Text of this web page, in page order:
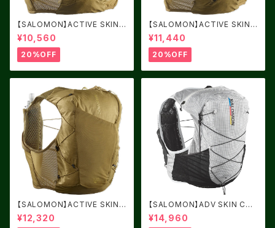
【SALOMON】ACTIVE SKIN
4 BRILLIANT OLIVE / Willo
w
¥10,560
20%OFF
【SALOMON】ACTIVE SKIN
8 BRILLIANT OLIVE / Willo
w
¥11,440
20%OFF
【SALOMON】ACTIVE SKIN 1
2 BRILLIANT OLIVE / Willo
w
¥12,320
【SALOMON】ADV SKIN CRO
¥14,960